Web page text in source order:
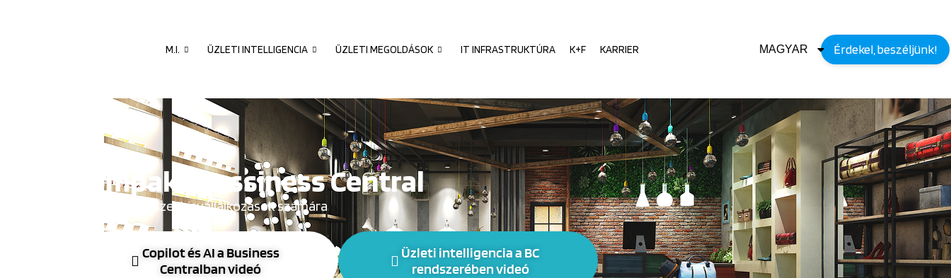
M.I. ÜZLETI INTELLIGENCIA ÜZLETI MEGOLDÁSOK IT INFRASTRUKTÚRA K+F KARRIER MAGYAR Érdekel, beszéljünk!
Kompakt Bussiness Central
Ügyviteli rendszer kisvállalkozások számára
Copilot és AI a Business
Centralban videó
Üzleti intelligencia a BC
rendszerében videó